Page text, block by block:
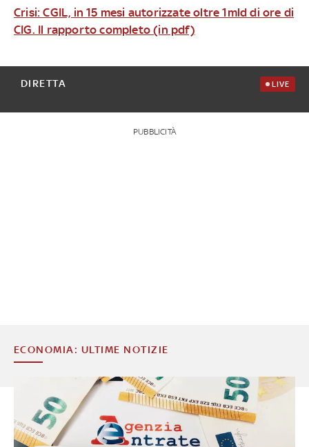
Crisi: CGIL, in 15 mesi autorizzate oltre 1mld di ore di
CIG. Il rapporto completo (in pdf)
DIRETTA LIVE
PUBBLICITÀ
ECONOMIA: ULTIME NOTIZIE